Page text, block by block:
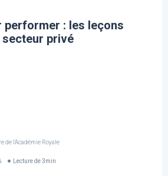
performer : les leçons
privé
de l'Académie Royale
Lecture de 3min